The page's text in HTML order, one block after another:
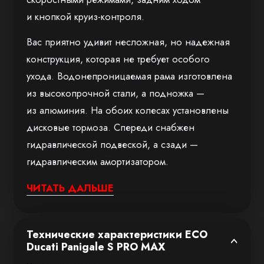
и кнопкой круиз-контроля.
Вас приятно удивит несложная, но надежная
конструкция, которая не требует особого
ухода. Водонепроницаемая рама изготовлена
из высокопрочной стали, а подножка —
из алюминия. На обоих колесах установлены
дисковые тормоза. Спереди снабжен
гидравлической подвеской, а сзади —
гидравлическим амортизатором.
Движение без бензина и неприятного
запаха
транспорта без выхлопа вредных газов.
Бесшумный электродвигатель генерирует
ЧИТАТЬ ДАЛЬШЕ
Технические характеристики ECO
Ducati Panigale S PRO MAX